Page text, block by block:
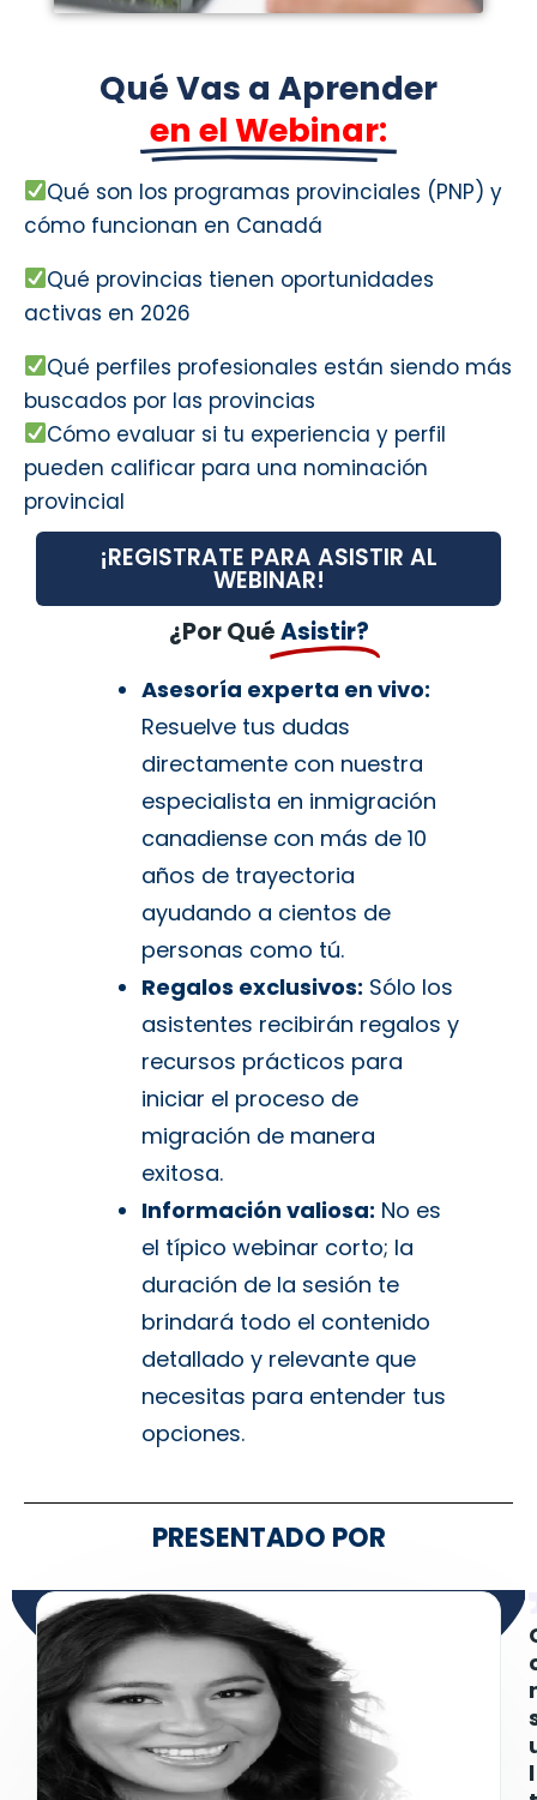
Qué Vas a Aprender
en el Webinar:
Qué son los programas provinciales (PNP) y
cómo funcionan en Canadá
Qué provincias tienen oportunidades
activas en 2026
Qué perfiles profesionales están siendo más
buscados por las provincias
Cómo evaluar si tu experiencia y perfil
pueden calificar para una nominación
provincial
¡REGISTRATE PARA ASISTIR AL
WEBINAR!
¿Por QuéAsistir?
Asesoría experta en vivo:
Resuelve tus dudas
directamente con nuestra
especialista en inmigración
canadiense con más de 10
años de trayectoria
ayudando a cientos de
personas como tú.
Regalos exclusivos: Sólo los
asistentes recibirán regalos y
recursos prácticos para
iniciar el proceso de
migración de manera
exitosa.
Información valiosa: No es
el típico webinar corto; la
duración de la sesión te
brindará todo el contenido
detallado y relevante que
necesitas para entender tus
opciones.
PRESENTADO POR
l